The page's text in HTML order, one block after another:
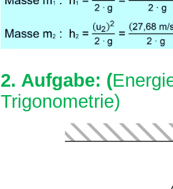
2. Aufgabe: (
Trigonometrie)